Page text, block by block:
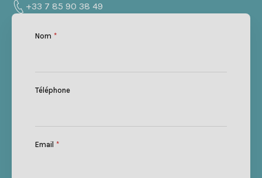
+33 7 85 90 38 49
Nom *
Téléphone
Email *